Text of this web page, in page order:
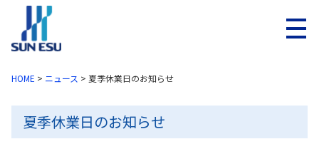
メニ
HOME > ニュース > 夏季休業日のお知らせ
夏季休業日のお知らせ